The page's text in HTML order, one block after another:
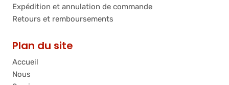
Expédition et annulation de commande
Retours et remboursements
Plan du site
Accueil
Nous